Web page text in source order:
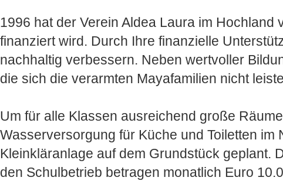
1996 hat der Verein Aldea Laura im
finanziert wird. Durch Ihre finanzielle
nachhaltig verbessern. Neben wertvoller
die sich die verarmten Mayafamilien nicht
Um für alle Klassen ausreichend große
Wasserversorgung für Küche und Toiletten
Kleinkläranlage auf dem Grundstück geplant.
den Schulbetrieb betragen monatlich Euro